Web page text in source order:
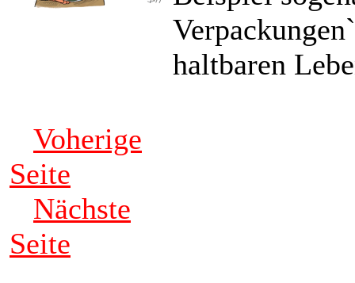
haltbaren
Voherige
Seite
Nächste
Seite